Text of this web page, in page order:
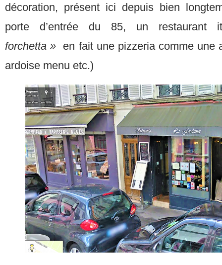
décoration, présent ici depuis bien
porte d’entrée du 85, un restaurant
forchetta » en fait une pizzeria comme une
ardoise menu etc.)